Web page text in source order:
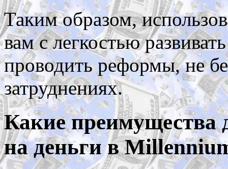
Таким образом,
вам с легкостью
проводить реформы, не
затруднениях.
Какие преимущества
на деньги в